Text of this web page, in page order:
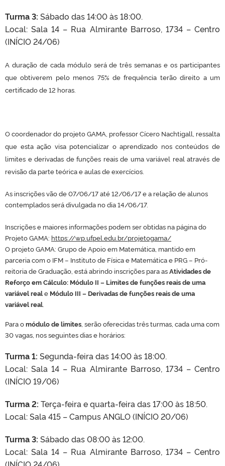
Turma 3: Sábado das 14:00 às 18:00.
Local: Sala 14 – Rua Almirante Barroso, 1734 – Centro
(INÍCIO 24/06)
A duração de cada módulo será de três semanas e os participantes
que obtiverem pelo menos 75% de frequência terão direito a um
certificado de 12 horas.
O coordenador do projeto GAMA, professor Cícero Nachtigall, ressalta
que esta ação visa potencializar o aprendizado nos conteúdos de
limites e derivadas de funções reais de uma variável real através de
revisão da parte teórica e aulas de exercícios.
As inscrições vão de 07/06/17 até 12/06/17 e a relação de alunos
contemplados será divulgada no dia 14/06/17.
Inscrições e maiores informações podem ser obtidas na página do
Projeto GAMA: https://wp.ufpel.edu.br/projetogama/
O projeto GAMA: Grupo de Apoio em Matemática, mantido em
parceria com o IFM – Instituto de Física e Matemática e PRG – Pró-
reitoria de Graduação, está abrindo inscrições para asAtividades de
Reforço em Cálculo: Módulo II – Limites de funções reais de uma
variável reale Módulo III – Derivadas de funções reais de uma
variável real
Para omódulo de limites , serão oferecidas três turmas, cada uma com
30 vagas, nos seguintes dias e horários:
Turma 1: Segunda-feira das 14:00 às 18:00.
Local: Sala 14 – Rua Almirante Barroso, 1734 – Centro
(INÍCIO 19/06)
Turma 2: Terça-feira e quarta-feira das 17:00 às 18:50.
Local: Sala 415 – Campus ANGLO (INÍCIO 20/06)
Turma 3: Sábado das 08:00 às 12:00.
Local: Sala 14 – Rua Almirante Barroso, 1734 – Centro
(INÍCIO 24/06)